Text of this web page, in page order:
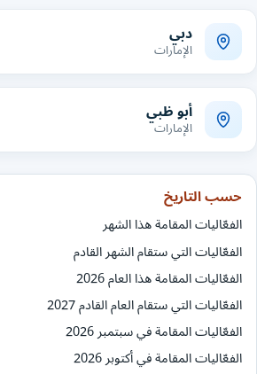
دبي
الإمارات
أبو ظبي
الإمارات
حسب التاريخ
الفعّاليات المقامة هذا الشهر
الفعّاليات التي ستقام الشهر القادم
الفعّاليات المقامة هذا العام 2026
الفعّاليات التي ستقام العام القادم 2027
الفعّاليات المقامة في سبتمبر 2026
الفعّاليات المقامة في أكتوبر 2026